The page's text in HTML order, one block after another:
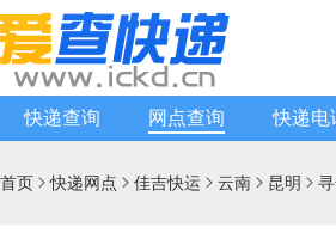
快递查询 网点查询 快递电
首页 快递网点  佳吉快运  云南  昆明 